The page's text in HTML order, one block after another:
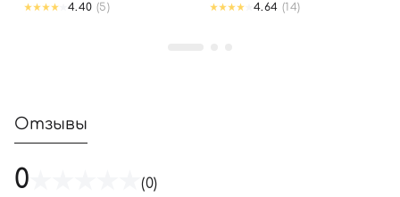
4.40 (5)
4.64 (14)
Отзывы
0 (0)